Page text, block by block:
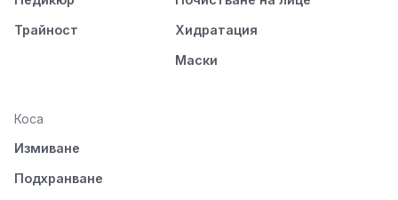
Трайност
Хидратация
Маски
Коса
Измиване
Подхранване